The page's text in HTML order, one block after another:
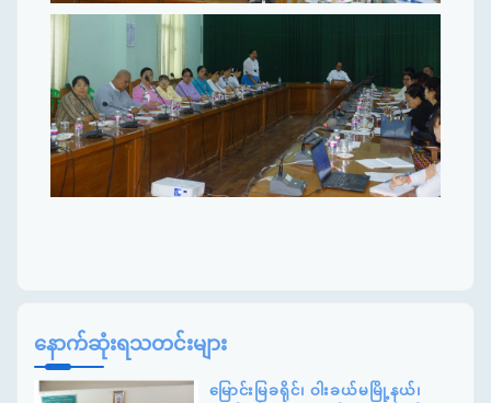
နောက်ဆုံးရသတင်းများ
မြောင်းမြခရိုင်၊ ဝါးခယ်မမြို့နယ်၊